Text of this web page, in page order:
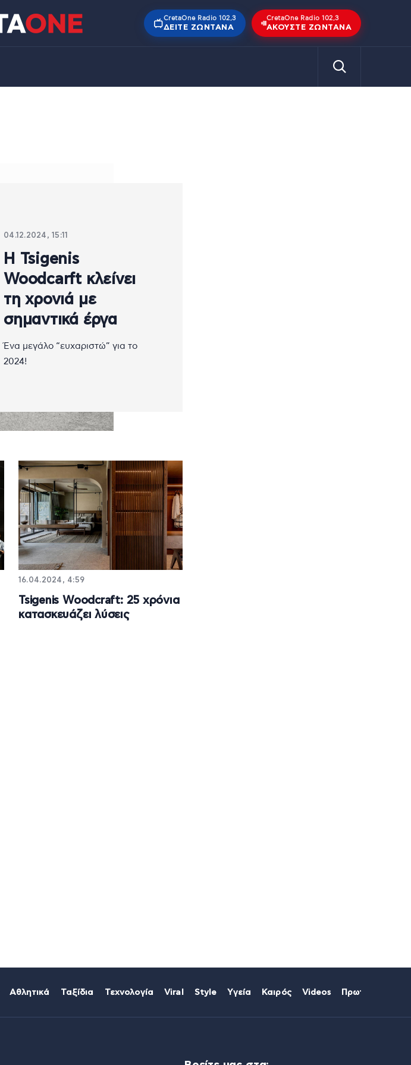
CretaOne Radio 102,3
ΔΕΊΤΕ ΖΩΝΤΑΝΆ
CretaOne Radio 102,3
ΑΚΟΎΣΤΕ ΖΩΝΤΑΝΆ
04.12.2024, 15:11
Η Tsigenis
Woodcarft κλείνει
τη χρονιά με
σημαντικά έργα
Ένα μεγάλο “ευχαριστώ” για το
2024!
16.04.2024, 4:59
Tsigenis Woodcraft: 25 χρόνια
κατασκευάζει λύσεις
Αθλητικά Ταξίδια Τεχνολογία Viral Style Υγεία Καιρός Videos Πρωτοσέλιδα